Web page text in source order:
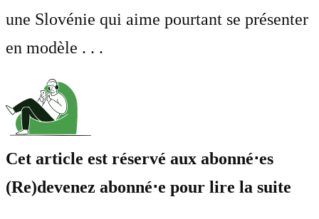
une Slovénie qui aime pourtant se présenter
en modèle . . .
Cet article est réservé aux abonné⋅es
(Re)devenez abonné⋅e pour lire la suite